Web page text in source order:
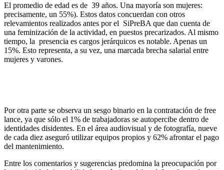
El promedio de edad es de 39 años. Una mayoría son mujeres:
precisamente, un 55%). Estos datos concuerdan con otros
relevamientos realizados antes por el SiPreBA que dan cuenta de
una feminización de la actividad, en puestos precarizados. Al mismo
tiempo, la presencia es cargos jerárquicos es notable. Apenas un
15%. Esto representa, a su vez, una marcada brecha salarial entre
mujeres y varones.
Por otra parte se observa un sesgo binario en la contratación de free
lance, ya que sólo el 1% de trabajadoras se autopercibe dentro de
identidades disidentes. En el área audiovisual y de fotografía, nueve
de cada diez aseguró utilizar equipos propios y 62% afrontar el pago
del mantenimiento.
Entre los comentarios y sugerencias predomina la preocupación por